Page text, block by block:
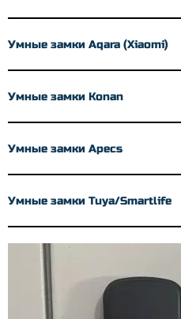
Умные замки Aqara (Xiaomi)
Умные замки Konan
Умные замки Apecs
Умные замки Tuya/Smartlife